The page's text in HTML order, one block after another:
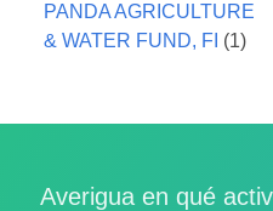
PANDA AGRICULTURE
& WATER FUND, FI (1)
Averigua en qué